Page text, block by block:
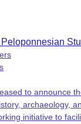
to announce
archaeology,
initiative to